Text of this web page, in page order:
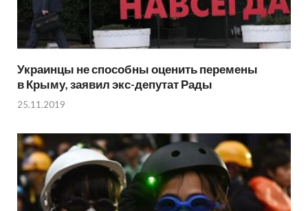
Украинцы не способны оценить перемены
в Крыму, заявил экс-депутат Рады
25.11.2019